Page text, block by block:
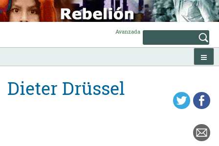
Skip
to
content
Avanzada
Dieter Drüssel